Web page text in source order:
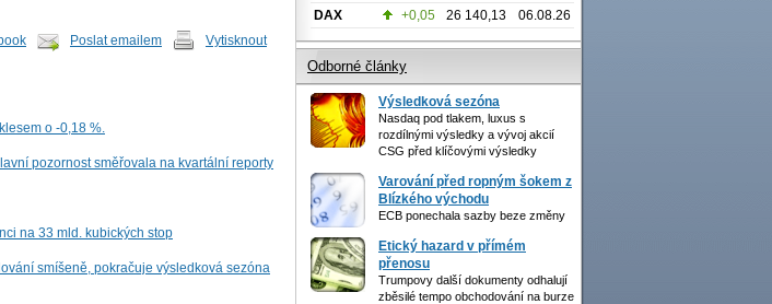
Poslat emailem Vytisknout
o -0,18 %.
pozornost směřovala na kvartální reporty
na 33 mld. kubických stop
smíšeně, pokračuje výsledková sezóna
DAX
+0,05 26 140,13 06.08.26
Odborné články
Výsledková sezóna
Nasdaq pod tlakem, luxus s
rozdílnými výsledky a vývoj akcií
CSG před klíčovými výsledky
Varování před ropným šokem z
Blízkého východu
ECB ponechala sazby beze změny
Etický hazard v přímém
přenosu
Trumpovy další dokumenty odhalují
zběsilé tempo obchodování na burze